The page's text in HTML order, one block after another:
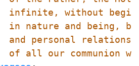
of all our communion